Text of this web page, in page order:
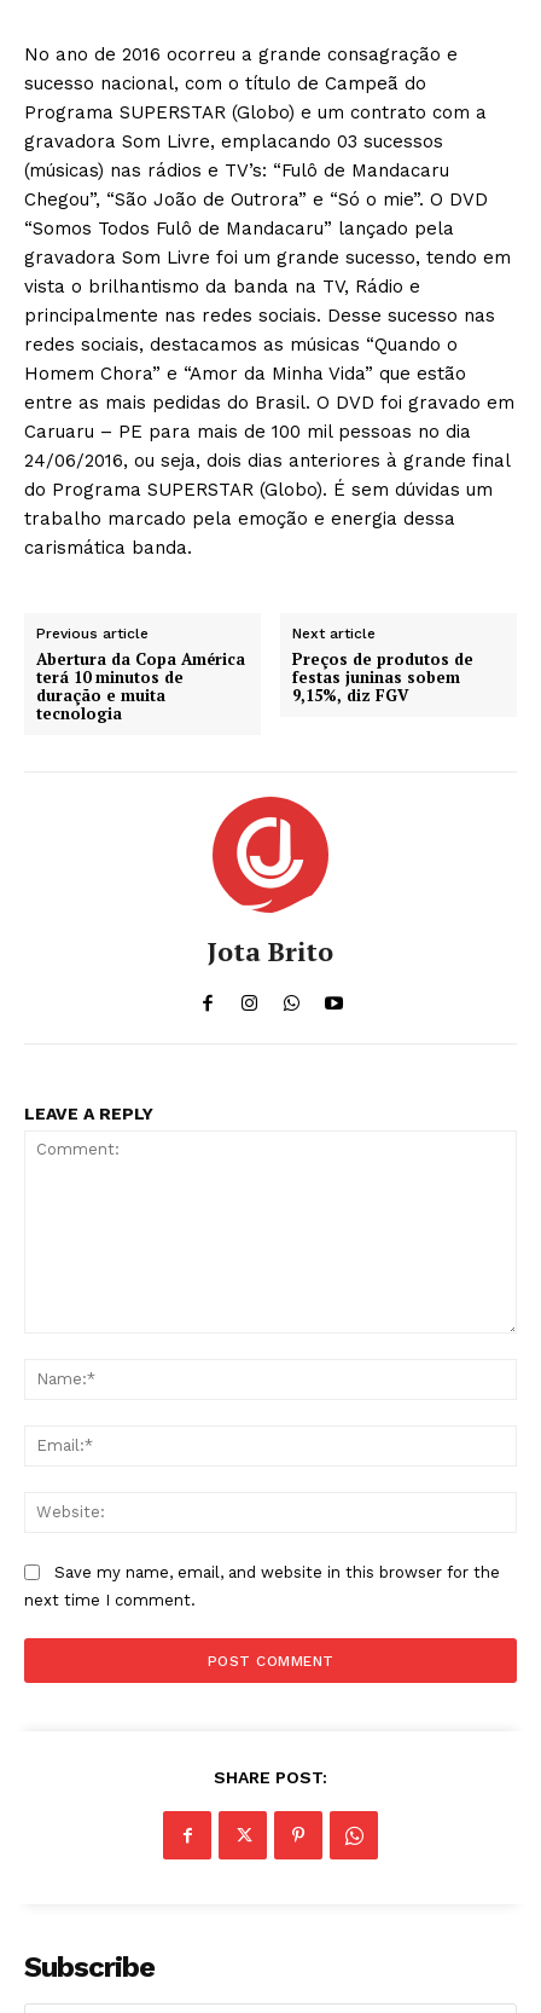
No ano de 2016 ocorreu a grande consagração e
sucesso nacional, com o título de Campeã do
Programa SUPERSTAR (Globo) e um contrato com a
gravadora Som Livre, emplacando 03 sucessos
(músicas) nas rádios e TV’s: “Fulô de Mandacaru
Chegou”, “São João de Outrora” e “Só o mie”. O DVD
“Somos Todos Fulô de Mandacaru” lançado pela
gravadora Som Livre foi um grande sucesso, tendo em
vista o brilhantismo da banda na TV, Rádio e
principalmente nas redes sociais. Desse sucesso nas
redes sociais, destacamos as músicas “Quando o
Homem Chora” e “Amor da Minha Vida” que estão
entre as mais pedidas do Brasil. O DVD foi gravado em
Caruaru – PE para mais de 100 mil pessoas no dia
24/06/2016, ou seja, dois dias anteriores à grande final
do Programa SUPERSTAR (Globo). É sem dúvidas um
trabalho marcado pela emoção e energia dessa
carismática banda.
Previous article
Abertura da Copa América
terá 10 minutos de
duração e muita
tecnologia
Next article
Preços de produtos de
festas juninas sobem
9,15%, diz FGV
Jota Brito
LEAVE A REPLY
Save my name, email, and website in this browser for the
next time I comment.
SHARE POST:
Subscribe